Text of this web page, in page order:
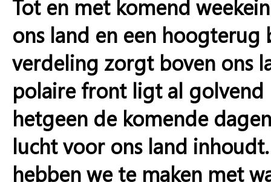
Tot en met komend
ons land en een hoogterug
verdeling zorgt boven ons
polaire front ligt al golvend
hetgeen de komende
lucht voor ons land
hebben we te maken met